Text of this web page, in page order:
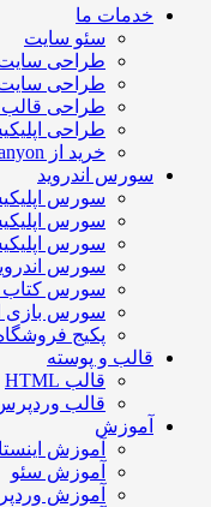
خدمات ما
سئو سایت
طراحی
طراحی سایت
طراحی
طراحی
خرید از CodeCanyon
سورس اندروید
سورس
سورس
سورس
سورس
سورس کتاب
سورس بازی
پکیج
قالب و پوسته
قالب HTML
قالب
آموزش
آموزش
آموزش سئو
آموزش